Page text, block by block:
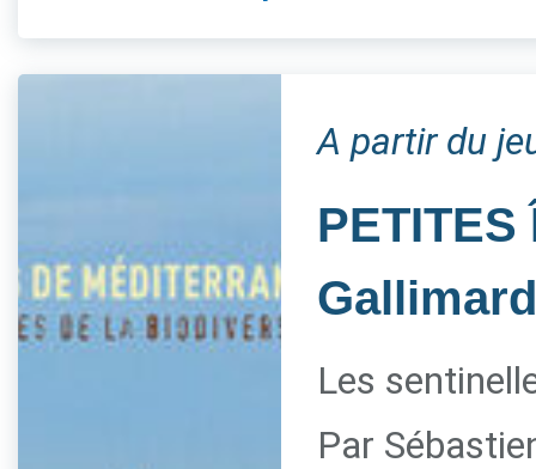
A partir du
Gallimard
Les
Par